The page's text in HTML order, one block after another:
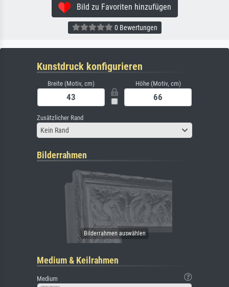
Bild zu Favoriten hinzufügen
0 Bewertungen
Kunstdruck konfigurieren
Breite (Motiv, cm) Höhe (Motiv, cm)
Zusätzlicher Rand
Kein Rand
Bilderrahmen
Medium & Keilrahmen
Medium